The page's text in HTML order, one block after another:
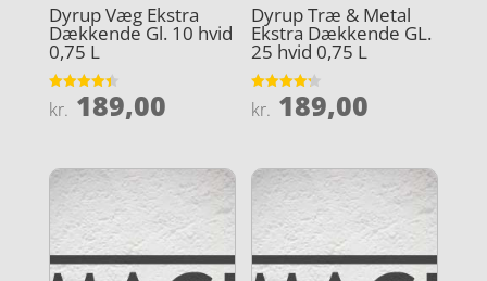
Dyrup Væg Ekstra
Dækkende Gl. 10 hvid
0,75 L
Vurderet
4.4
kr. 189,00
Dyrup Træ & Metal
Ekstra Dækkende GL.
25 hvid 0,75 L
Vurderet
4.2
kr. 189,00